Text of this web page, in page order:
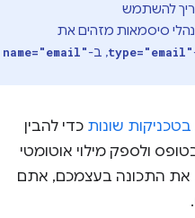
להשתמש
סיסמאות מזהים את
, ב-name="email"
שונותכדי להבין
מילוי אוטומטי
התכונה בעצמכם, אתם